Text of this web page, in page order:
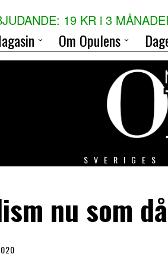
19 KR i 3
Om Opulens
SVERIGES
nu som då